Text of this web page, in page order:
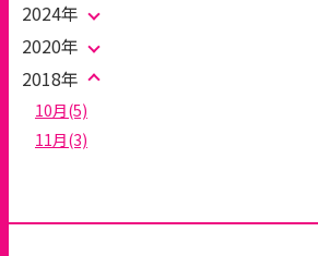
2024年
2020年
2018年
10月(5)
11月(3)